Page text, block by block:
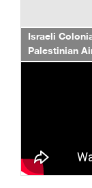
Israeli
Palestinian